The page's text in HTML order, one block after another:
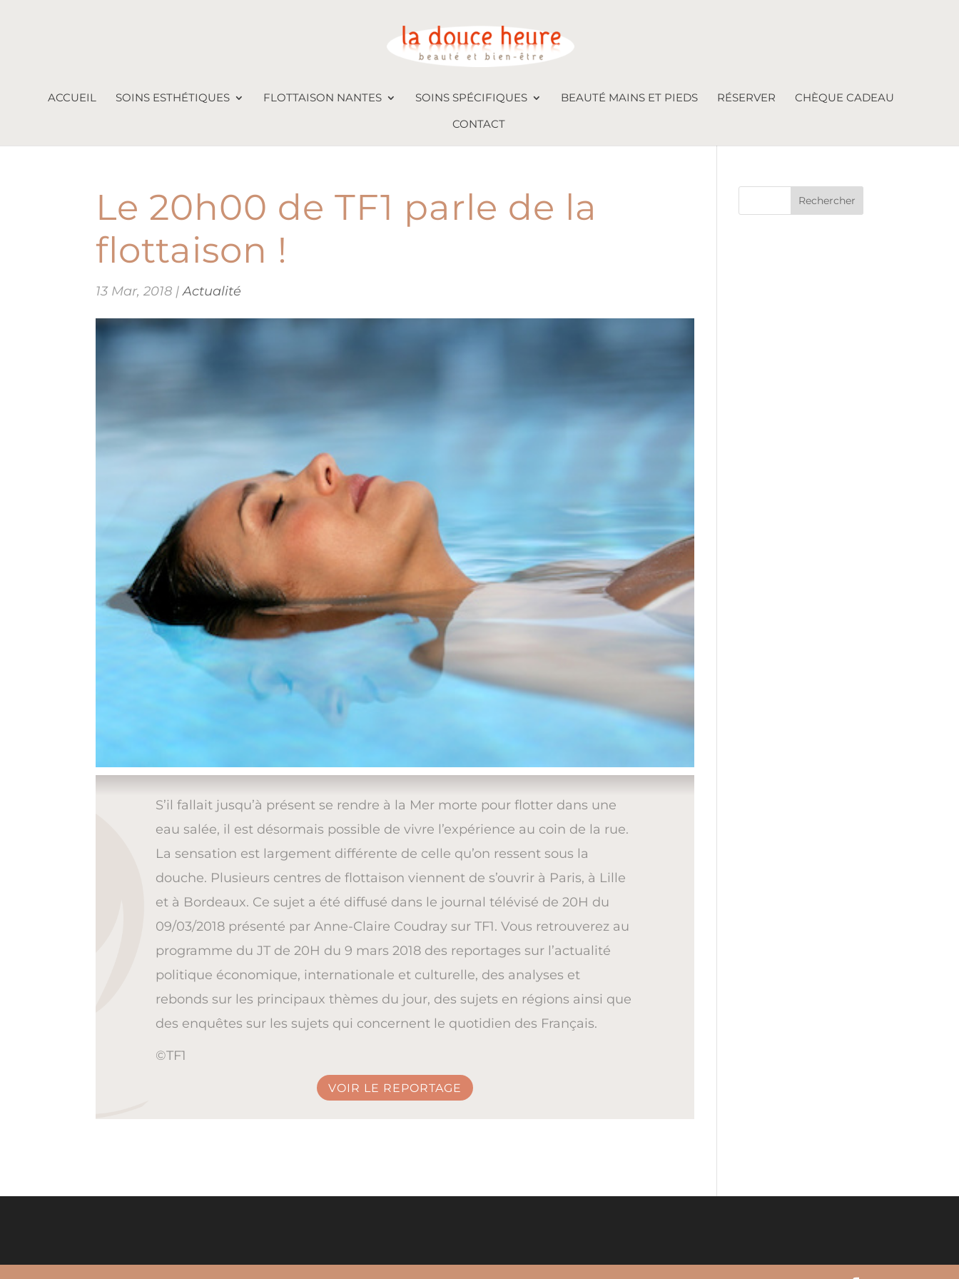
ACCUEIL SOINS ESTHÉTIQUES FLOTTAISON NANTES SOINS SPÉCIFIQUES BEAUTÉ MAINS ET PIEDS RÉSERVER
CHÈQUE CADEAU
CONTACT
Le 20h00 de TF1 parle de la
flottaison !
13 Mar, 2018 |Actualité
S’il fallait jusqu’à présent se rendre à la Mer morte pour flotter dans une
eau salée, il est désormais possible de vivre l’expérience au coin de la rue.
La sensation est largement différente de celle qu’on ressent sous la
douche. Plusieurs centres de flottaison viennent de s’ouvrir à Paris, à Lille
et à Bordeaux. Ce sujet a été diffusé dans le journal télévisé de 20H du
09/03/2018 présenté par Anne-Claire Coudray sur TF1. Vous retrouverez au
programme du JT de 20H du 9 mars 2018 des reportages sur l’actualité
politique économique, internationale et culturelle, des analyses et
rebonds sur les principaux thèmes du jour, des sujets en régions ainsi que
des enquêtes sur les sujets qui concernent le quotidien des Français.
©TF1
VOIR LE REPORTAGE